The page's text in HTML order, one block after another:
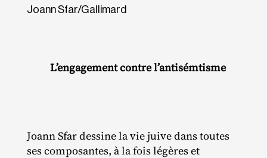
Joann Sfar/​Gallimard
L’engagement contre l’antisémtisme
Joann Sfar dessine la vie juive dans toutes
ses composantes, à la fois légères et